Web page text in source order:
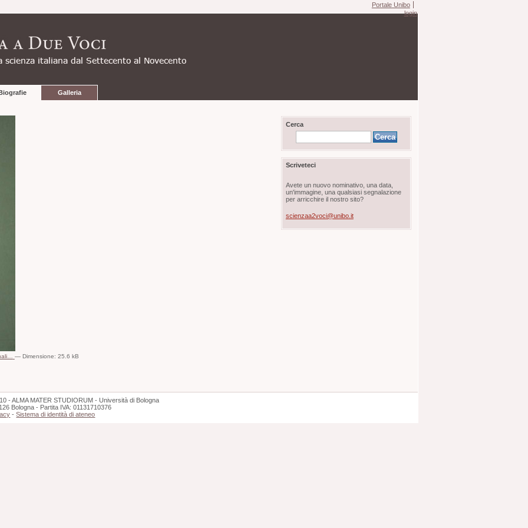
Portale Unibo
login
Biografie Galleria
— Dimensione: 25.6 kB
Cerca
Scriveteci
Avete un nuovo nominativo, una data,
un'immagine, una qualsiasi segnalazione
per arricchire il nostro sito?
scienzaa2voci@unibo.it
- ALMA MATER STUDIORUM - Università di Bologna
Bologna - Partita IVA: 01131710376
-Sistema di identità di ateneo